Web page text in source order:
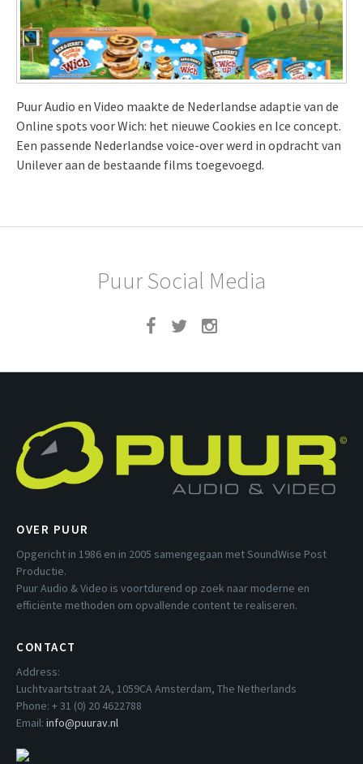
Puur Audio en Video maakte de Nederlandse adaptie van de
Online spots voor Wich: het nieuwe Cookies en Ice concept.
Een passende Nederlandse voice-over werd in opdracht van
Unilever aan de bestaande films toegevoegd.
Puur Social Media
OVER PUUR
Opgericht in 1986 en in 2005 samengegaan met SoundWise Post
Productie.
Puur Audio & Video is voortdurend op zoek naar moderne en
efficiënte methoden om opvallende content te realiseren.
CONTACT
Address:
Luchtvaartstraat 2A, 1059CA Amsterdam, The Netherlands
Phone: + 31 (0) 20 4622788
Email: info@puurav.nl